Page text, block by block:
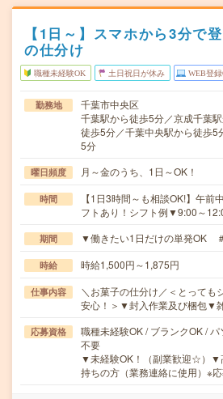
【1日～】スマホから3分で
の仕分け
職種未経験OK 土日祝日が休み WEB登
勤務地
千葉市中央区
千葉駅から徒歩5分／京成千葉
徒歩5分／千葉中央駅から徒歩5
5分
曜日頻度 月～金のうち、1日～OK！
時間
【1日3時間～も相談OK!】午前
フトあり！シフト例▼9:00～
期間 ▼働きたい1日だけの単発OK
時給 時給1,500円～1,875円
仕事内容
＼お菓子の仕分け／＜とっても
安心！＞▼封入作業及び梱包▼
応募資格
職種未経験OK / ブランクOK /
不要
▼未経験OK！（副業歓迎☆）▼
持ちの方（業務連絡に使用）※